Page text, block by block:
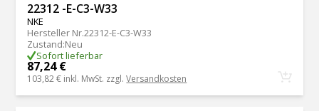
22312 -E-C3-W33
NKE
Hersteller Nr.22312-E-C3-W33
Zustand:Neu
Sofort lieferbar
87,24 €
103,82 € inkl. MwSt. zzgl.Versandkosten